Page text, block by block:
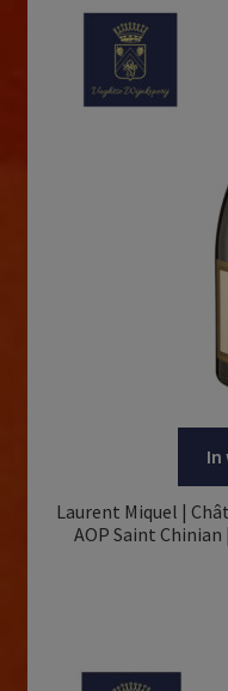
In
Laurent Miquel |
AOP Saint